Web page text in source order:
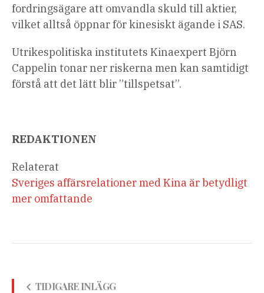
fordringsägare att omvandla skuld till aktier,
vilket alltså öppnar för kinesiskt ägande i SAS.
Utrikespolitiska institutets Kinaexpert Björn
Cappelin tonar ner riskerna men kan samtidigt
förstå att det lätt blir ”tillspetsat”.
REDAKTIONEN
Relaterat
Sveriges affärsrelationer med Kina är betydligt
mer omfattande
TIDIGARE INLÄGG